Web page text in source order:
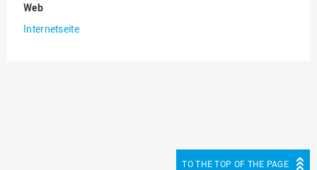
Professional School
Projekte des Präsidiums
Web
Internetseite
TO THE TOP OF THE PAGE